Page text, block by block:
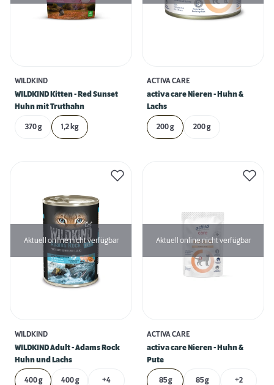
WILDKIND
WILDKIND Kitten - Red Sunset
Huhn mit Truthahn
370 g 1,2 kg
ACTIVA CARE
activa care Nieren - Huhn &
Lachs
200 g 200 g
Aktuell online nicht verfügbar
WILDKIND
WILDKIND Adult - Adams Rock
Huhn und Lachs
400 g 400 g +4
Aktuell online nicht verfügbar
ACTIVA CARE
activa care Nieren - Huhn &
Pute
85 g 85 g +2